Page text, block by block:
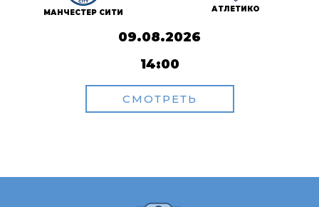
МАНЧЕСТЕР СИТИ АТЛЕТИКО
09.08.2026
14:00
СМОТРЕТЬ